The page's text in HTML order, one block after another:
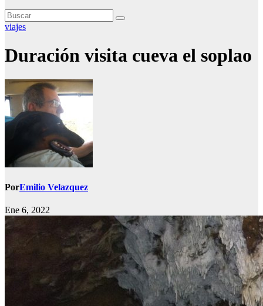
viajes
Duración visita cueva el soplao
PorEmilio Velazquez
Ene 6, 2022